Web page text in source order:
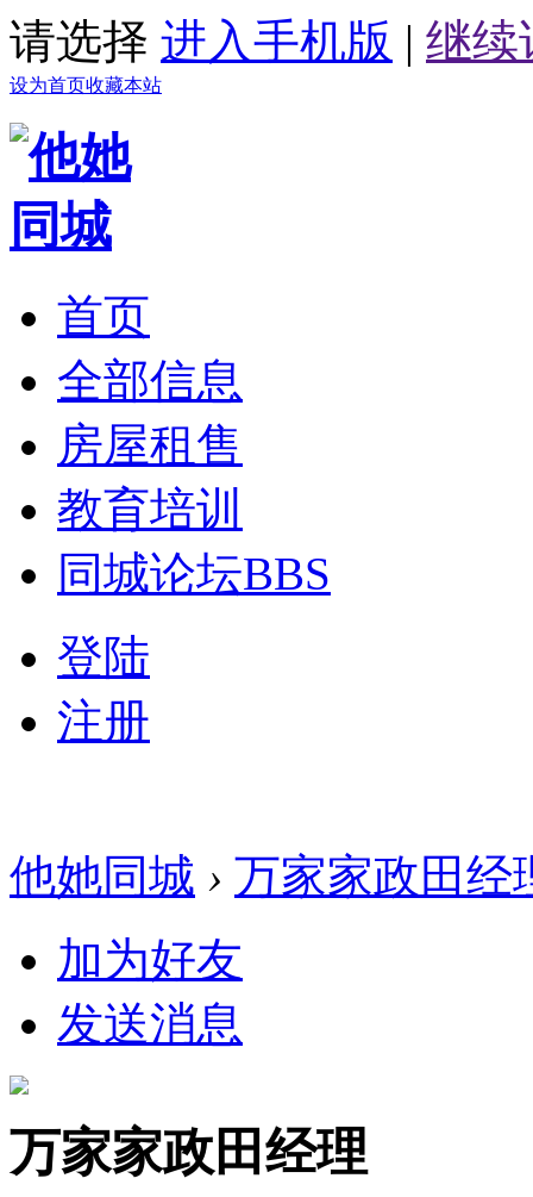
请选择 进入手机版 | 继续
设为首页收藏本站
首页
全部信息
房屋租售
教育培训
同城论坛BBS
登陆
注册
他她同城 › 万家家政田经
加为好友
发送消息
万家家政田经理